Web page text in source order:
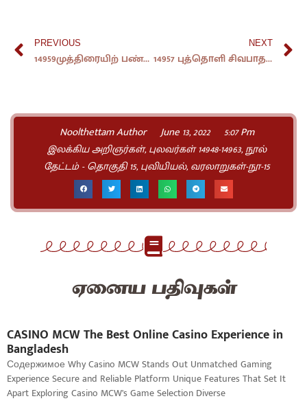
PREVIOUS
14959முத்திரையிற் பண்டிதமணி: முத்திரை வெளியீட்டு விழா மலர்.
NEXT
14957 புத்தொளி சிவபாதம் (05.12.1932-30.11.2004): வாழ்வும் பணியும்(நினைவு மலர்).
Noolthettam Author June 13, 2022
5:07 Pm
இலக்கிய அறிஞர்கள், புலவர்கள் 14948-14963,நூல்
தேட்டம் - தொகுதி 15,புவியியல், வரலாறுகள்-நூ-15
ஏனைய பதிவுகள்
CASINO MCW The Best Online Casino Experience in
Bangladesh
Содержимое Why Casino MCW Stands Out Unmatched Gaming
Experience Secure and Reliable Platform Unique Features That Set It
Apart Exploring Casino MCW’s Game Selection Diverse